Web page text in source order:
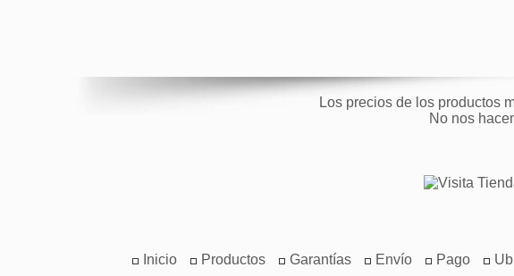
Los precios de los productos
No nos
Inicio Productos Garantías Envío Pago